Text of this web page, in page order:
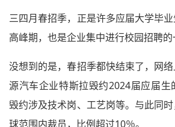
三四月春招季，正是许多应届大学毕
高峰期，也是企业集中进行校园招聘的
没想到的是，春招季都快结束了，网
源汽车企业特斯拉毁约2024届应届生
毁约涉及技术岗、工艺岗等。与此同
球范围内裁员，比例超过10％。